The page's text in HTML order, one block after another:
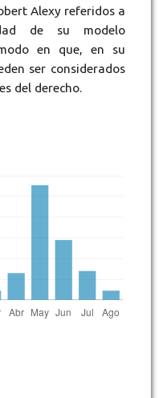
Alexy referidos a
de su modelo
en que, en su
ser considerados
del derecho.